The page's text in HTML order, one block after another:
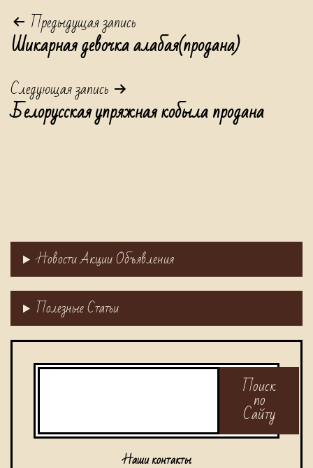
Навигация
по
записям
Предыдущая запись
Шикарная девочка алабая(продана)
Следующая запись
Белорусская упряжная кобыла продана
Новости Акции Объявления
Полезные Статьи
Поиск Поиск
по
Сайту
Наши контакты